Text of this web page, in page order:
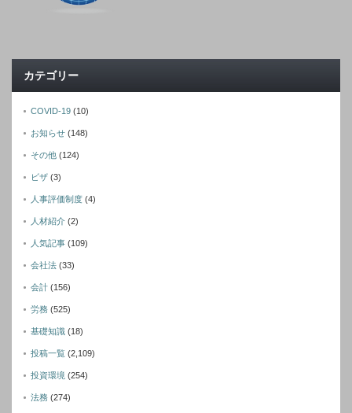
カテゴリー
COVID-19 (10)
お知らせ (148)
その他 (124)
ビザ (3)
人事評価制度 (4)
人材紹介 (2)
人気記事 (109)
会社法 (33)
会計 (156)
労務 (525)
基礎知識 (18)
投稿一覧 (2,109)
投資環境 (254)
法務 (274)